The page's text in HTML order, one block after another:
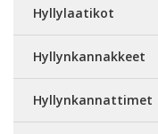
Hyllylaatikot
Hyllynkannakkeet
Hyllynkannattimet